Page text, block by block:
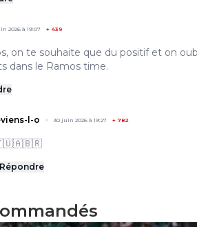
2026 à 19:07 + 439
on te souhaite que du positif et on
dans le Ramos time.
l-o 30 juin 2026 à 19:27 + 782
Répondre